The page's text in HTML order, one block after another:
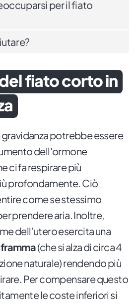
per il fiato
fiato corto in
gravidanza potrebbe essere
dell'ormone
ci fa respirare più
profondamente. Ciò
come se stessimo
prendere aria. Inoltre,
dell’utero esercita una
(che si alza di circa 4
naturale) rendendo più
Per compensare questo
le coste inferiori si